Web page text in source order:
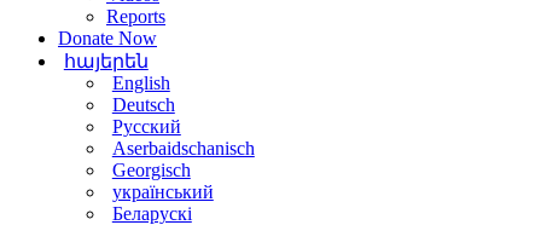
Reports
Donate Now
հայերեն
English
Deutsch
Русский
Aserbaidschanisch
Georgisch
український
Беларускі